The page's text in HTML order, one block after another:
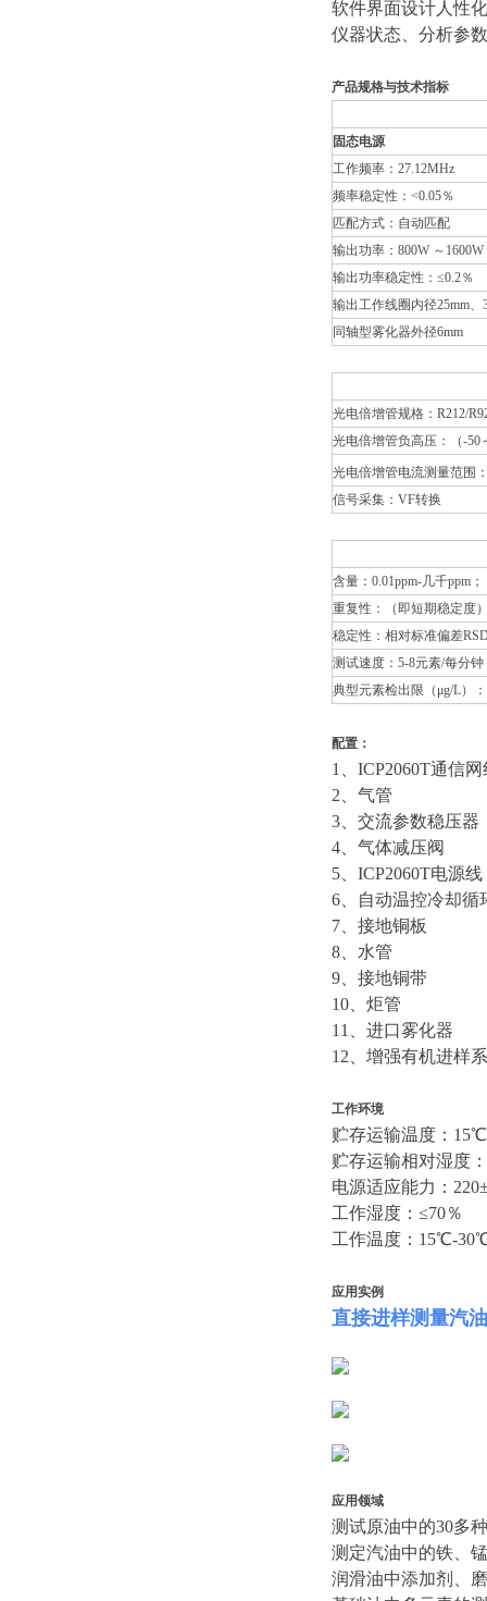
软件界面设计人性
仪器状态、分析参
产品规格与技术指标
固态电源
工作频率：27.12MHz
频率稳定性：<0.05％
匹配方式：自动匹配
输出功率：800W ～
输出功率稳定性：≤0.2％
输出工作线圈内径25mm
同轴型雾化器外径6mm
光电倍增管规格：R212/
光电倍增管负高压：（-50
光电倍增管电流测量范围
信号采集：VF转换
含量：0.01ppm-几千ppm；
重复性：（即短期稳定度
稳定性：相对标准偏差
测试速度：5-8元素/每分钟
典型元素检出限（μg/L）
配置：
1、ICP2060T通信网
2、气管
3、交流参数稳压器
4、气体减压阀
5、ICP2060T电源线
6、自动温控冷却循
7、接地铜板
8、水管
9、接地铜带
10、炬管
11、进口雾化器
12、增强有机进样
工作环境
贮存运输温度：
贮存运输相对湿度
电源适应能力：
工作湿度：≤70％
工作温度：15℃-
应用实例
直接进样测量汽
应用领域
测试原油中的30多
测定汽油中的铁、
润滑油中添加剂、